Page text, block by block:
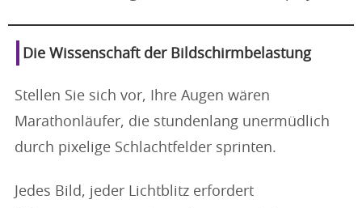
Die Wissenschaft der Bildschirmbelastung
Stellen Sie sich vor, Ihre Augen wären
Marathonläufer, die stundenlang unermüdlich
durch pixelige Schlachtfelder sprinten.
Jedes Bild, jeder Lichtblitz erfordert